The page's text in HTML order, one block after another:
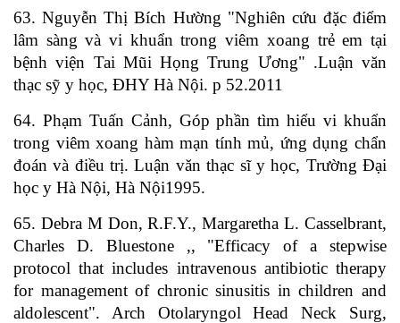
63. Nguyễn Thị Bích Hường "Nghiên cứu đặc điểm
lâm sàng và vi khuẩn trong viêm xoang trẻ em tại
bệnh viện Tai Mũi Họng Trung Ương" .Luận văn
thạc sỹ y học, ĐHY Hà Nội. p 52.2011
64. Phạm Tuấn Cảnh, Góp phần tìm hiểu vi khuẩn
trong viêm xoang hàm mạn tính mủ, ứng dụng chẩn
đoán và điều trị. Luận văn thạc sĩ y học, Trường Đại
học y Hà Nội, Hà Nội1995.
65. Debra M Don, R.F.Y., Margaretha L. Casselbrant,
Charles D. Bluestone ,, "Efficacy of a stepwise
protocol that includes intravenous antibiotic therapy
for management of chronic sinusitis in children and
aldolescent". Arch Otolaryngol Head Neck Surg,